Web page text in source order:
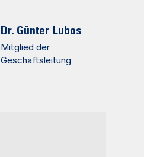
Dr. Günter Lubos
Mitglied der
Geschäftsleitung